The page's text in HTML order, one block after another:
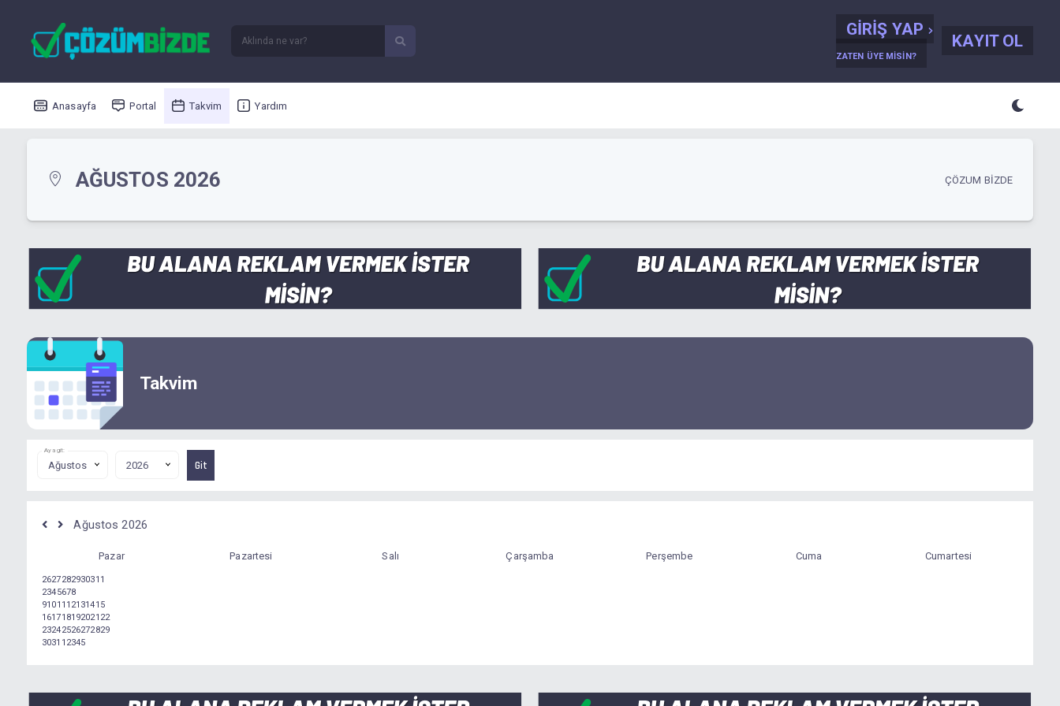
GIRIŞ YAP
ZATEN ÜYE MISIN?
KAYIT OL
Anasayfa Portal Takvim Yardım
AĞUSTOS 2026 ÇÖZUM BIZDE
Takvim
Aya git:
Ağustos 2026
Pazar Pazartesi Salı Çarşamba Perşembe Cuma Cumartesi
262728293031 1
2345678
91011 12131415
161718192021 22
23242526272829
3031 1 2345